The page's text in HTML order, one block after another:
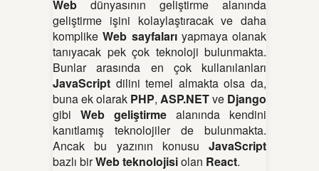
Web dünyasının geliştirme alanında
geliştirme işini kolaylaştıracak ve daha
komplikeWeb sayfalarıyapmaya olanak
tanıyacak pek çok teknoloji bulunmakta.
Bunlar arasında en çok kullanılanları
JavaScript dilini temel almakta olsa da,
buna ek olarak PHP, ASP.NETve Django
gibi Web geliştirme alanında kendini
kanıtlamış teknolojiler de bulunmakta.
Ancak bu yazının konusu JavaScript
bazlı birWeb teknolojisiolan React.